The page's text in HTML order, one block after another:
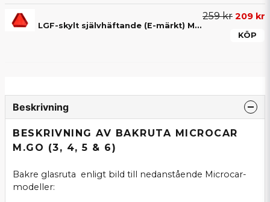
LGF-skylt självhäftande (E-märkt) Mopedbil / A-traktor
259 kr 209 kr
KÖP
Beskrivning
BESKRIVNING AV BAKRUTA MICROCAR
M.GO (3, 4, 5 & 6)
Bakre glasruta enligt bild till nedanstående Microcar-
modeller: